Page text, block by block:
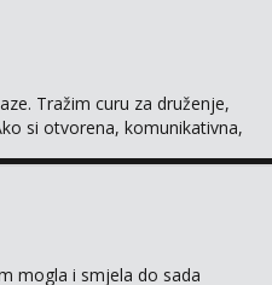
Tražim curu za druženje,
si otvorena, komunikativna,
mogla i smjela do sada